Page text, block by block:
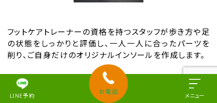
LINE予約
お電話
メニュー
フットケアトレーナーの資格を持つスタッフが歩き方や足
の状態をしっかりと評価し、一人一人に合ったパーツを
削り、ご自身だけのオリジナルインソールを作成します。